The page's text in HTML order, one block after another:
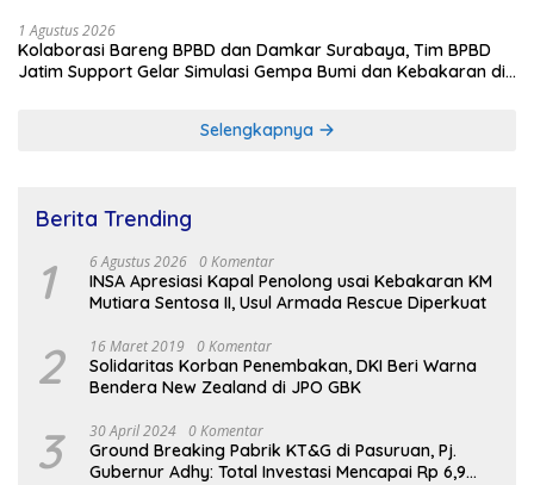
1 Agustus 2026
Kolaborasi Bareng BPBD dan Damkar Surabaya, Tim BPBD
Jatim Support Gelar Simulasi Gempa Bumi dan Kebakaran di
Selengkapnya
Berita Trending
1 6 Agustus 2026 0 Komentar
INSA Apresiasi Kapal Penolong usai Kebakaran KM
Mutiara Sentosa II, Usul Armada Rescue Diperkuat
2 16 Maret 2019 0 Komentar
Solidaritas Korban Penembakan, DKI Beri Warna
Bendera New Zealand di JPO GBK
3 30 April 2024 0 Komentar
Ground Breaking Pabrik KT&G di Pasuruan, Pj.
Gubernur Adhy: Total Investasi Mencapai Rp 6,9